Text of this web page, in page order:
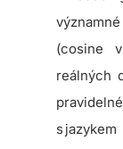
(cosine
reálných
s